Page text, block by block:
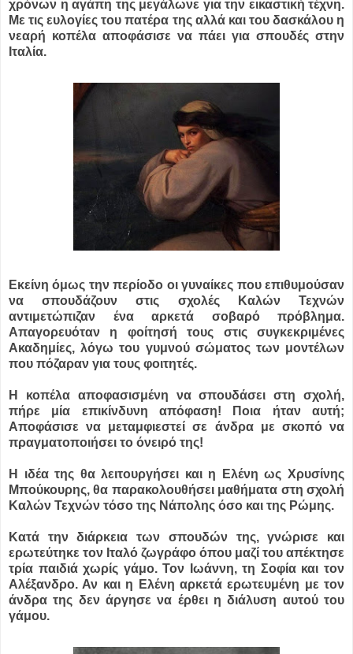
χρόνων η αγάπη της μεγάλωνε για την εικαστική τέχνη.
Με τις ευλογίες του πατέρα της αλλά και του δασκάλου η
νεαρή κοπέλα αποφάσισε να πάει για σπουδές στην
Ιταλία.
Εκείνη όμως την περίοδο οι γυναίκες που επιθυμούσαν
να σπουδάζουν στις σχολές Καλών Τεχνών
αντιμετώπιζαν ένα αρκετά σοβαρό πρόβλημα.
Απαγορευόταν η φοίτησή τους στις συγκεκριμένες
Ακαδημίες, λόγω του γυμνού σώματος των μοντέλων
που πόζαραν για τους φοιτητές.
Η κοπέλα αποφασισμένη να σπουδάσει στη σχολή,
πήρε μία επικίνδυνη απόφαση! Ποια ήταν αυτή;
Αποφάσισε να μεταμφιεστεί σε άνδρα με σκοπό να
πραγματοποιήσει το όνειρό της!
Η ιδέα της θα λειτουργήσει και η Ελένη ως Χρυσίνης
Μπούκουρης, θα παρακολουθήσει μαθήματα στη σχολή
Καλών Τεχνών τόσο της Νάπολης όσο και της Ρώμης.
Κατά την διάρκεια των σπουδών της, γνώρισε και
ερωτεύτηκε τον Ιταλό ζωγράφο όπου μαζί του απέκτησε
τρία παιδιά χωρίς γάμο. Τον Ιωάννη, τη Σοφία και τον
Αλέξανδρο. Αν και η Ελένη αρκετά ερωτευμένη με τον
άνδρα της δεν άργησε να έρθει η διάλυση αυτού του
γάμου.